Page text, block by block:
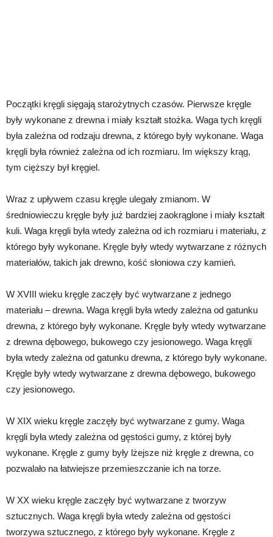
Początki kręgli sięgają starożytnych czasów. Pierwsze kręgle
były wykonane z drewna i miały kształt stożka. Waga tych kręgli
była zależna od rodzaju drewna, z którego były wykonane. Waga
kręgli była również zależna od ich rozmiaru. Im większy krąg,
tym cięższy był kręgiel.
Wraz z upływem czasu kręgle ulegały zmianom. W
średniowieczu kręgle były już bardziej zaokrąglone i miały kształt
kuli. Waga kręgli była wtedy zależna od ich rozmiaru i materiału, z
którego były wykonane. Kręgle były wtedy wytwarzane z różnych
materiałów, takich jak drewno, kość słoniowa czy kamień.
W XVIII wieku kręgle zaczęły być wytwarzane z jednego
materiału – drewna. Waga kręgli była wtedy zależna od gatunku
drewna, z którego były wykonane. Kręgle były wtedy wytwarzane
z drewna dębowego, bukowego czy jesionowego. Waga kręgli
była wtedy zależna od gatunku drewna, z którego były wykonane.
Kręgle były wtedy wytwarzane z drewna dębowego, bukowego
czy jesionowego.
W XIX wieku kręgle zaczęły być wytwarzane z gumy. Waga
kręgli była wtedy zależna od gęstości gumy, z której były
wykonane. Kręgle z gumy były lżejsze niż kręgle z drewna, co
pozwalało na łatwiejsze przemieszczanie ich na torze.
W XX wieku kręgle zaczęły być wytwarzane z tworzyw
sztucznych. Waga kręgli była wtedy zależna od gęstości
tworzywa sztucznego, z którego były wykonane. Kręgle z